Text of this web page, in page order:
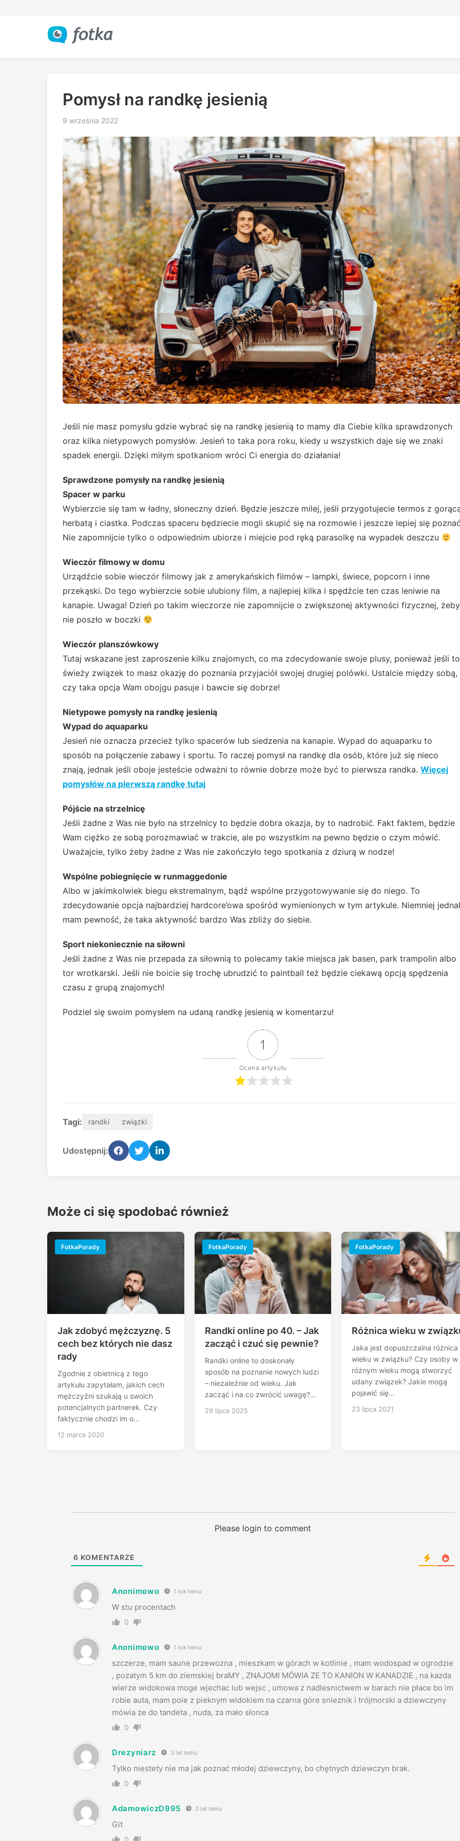
Pomysł na randkę jesienią
9 września 2022
Jeśli nie masz pomysłu gdzie wybrać się na randkę jesienią to mamy dla Ciebie kilka sprawdzonych
oraz kilka nietypowych pomysłów. Jesień to taka pora roku, kiedy u wszystkich daje się we znaki
spadek energii. Dzięki miłym spotkaniom wróci Ci energia do działania!
Sprawdzone pomysły na randkę jesienią
Spacer w parku
Wybierzcie się tam w ładny, słoneczny dzień. Będzie jeszcze milej, jeśli przygotujecie termos z
herbatą i ciastka. Podczas spaceru będziecie mogli skupić się na rozmowie i jeszcze lepiej się
Nie zapomnijcie tylko o odpowiednim ubiorze i miejcie pod ręką parasolkę na wypadek deszczu
Wieczór filmowy w domu
Urządźcie sobie wieczór filmowy jak z amerykańskich filmów – lampki, świece, popcorn i inne
przekąski. Do tego wybierzcie sobie ulubiony film, a najlepiej kilka i spędźcie ten czas leniwie na
kanapie. Uwaga! Dzień po takim wieczorze nie zapomnijcie o zwiększonej aktywności fizycznej, żeby
nie poszło w boczki
Wieczór planszówkowy
Tutaj wskazane jest zaproszenie kilku znajomych, co ma zdecydowanie swoje plusy, ponieważ jeśli to
świeży związek to masz okazję do poznania przyjaciół swojej drugiej polówki. Ustalcie między sobą,
czy taka opcja Wam obojgu pasuje i bawcie się dobrze!
Nietypowe pomysły na randkę jesienią
Wypad do aquaparku
Jesień nie oznacza przecież tylko spacerów lub siedzenia na kanapie. Wypad do aquaparku to
sposób na połączenie zabawy i sportu. To raczej pomysł na randkę dla osób, które już się nieco
znają, jednak jeśli oboje jesteście odważni to równie dobrze może być to pierwsza randka. Więcej
pomysłów na pierwszą randkę tutaj
Pójście na strzelnicę
Jeśli żadne z Was nie było na strzelnicy to będzie dobra okazja, by to nadrobić. Fakt faktem, będzie
Wam ciężko ze sobą porozmawiać w trakcie, ale po wszystkim na pewno będzie o czym mówić.
Uważajcie, tylko żeby żadne z Was nie zakończyło tego spotkania z dziurą w nodze!
Wspólne pobiegnięcie w runmaggedonie
Albo w jakimkolwiek biegu ekstremalnym, bądź wspólne przygotowywanie się do niego. To
zdecydowanie opcja najbardziej hardcore’owa spośród wymienionych w tym artykule. Niemniej
mam pewność, że taka aktywność bardzo Was zbliży do siebie.
Sport niekoniecznie na siłowni
Jeśli żadne z Was nie przepada za siłownią to polecamy takie miejsca jak basen, park trampolin albo
tor wrotkarski. Jeśli nie boicie się trochę ubrudzić to paintball też będzie ciekawą opcją spędzenia
czasu z grupą znajomych!
Podziel się swoim pomysłem na udaną randkę jesienią w komentarzu!
1
Ocena artykułu
Tagi: randki związki
Udostępnij:
Może ci się spodobać również
FotkaPorady
Jak zdobyć mężczyznę. 5
cech bez których nie dasz
rady
Zgodnie z obietnicą z tego
artykułu zapytałam, jakich cech
mężczyźni szukają u swoich
potencjalnych partnerek. Czy
faktycznie chodzi im o…
12 marca 2020
FotkaPorady
Randki online po 40. – Jak
zacząć i czuć się pewnie?
Randki online to doskonały
sposób na poznanie nowych ludzi
– niezależnie od wieku. Jak
zacząć i na co zwrócić uwagę?…
29 lipca 2025
FotkaPorady
Różnica wieku w
Jaka jest dopuszczalna różnica
wieku w związku? Czy osoby w
różnym wieku mogą stworzyć
udany związek? Jakie mogą
pojawić się…
23 lipca 2021
Please login to comment
6 KOMENTARZE
Anonimowo 1 rok temu
W stu procentach
0
Anonimowo 1 rok temu
szczerze, mam saune przewozna , mieszkam w górach w kotlinie , mam wodospad w ogrodzie
, pozatym 5 km do ziemskiej braMY , ZNAJOMI MÓWIA ZE TO KANION W KANADZIE , na kazda
wierze widokowa moge wjechac lub wejsc , umowa z nadlesnictwem w barach nie płace bo im
robie auta, mam pole z pieknym widokiem na czarna góre snieznik i trójmorski a dziewczyny
mówia ze do tandeta , nuda, za mało słonca
0
Drezyniarz 3 lat temu
Tylko niestety nie ma jak poznać młodej dziewczyny, bo chętnych dziewczyn brak.
0
AdamowiczD995 3 lat temu
Git